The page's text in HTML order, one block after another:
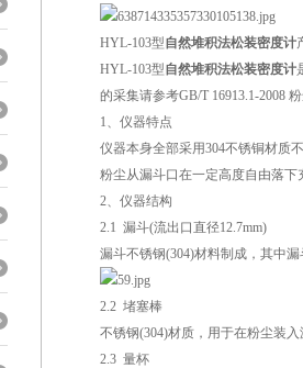
HYL-103型自然堆积法松装密度计
HYL-103型自然堆积法松装密度计
的采集请参考GB/T 16913.1-2008
1、仪器特点
仪器本身全部采用304不锈铜材质
粉尘从漏斗口在一定高度自由落下
2、仪器结构
2.1 漏斗(流出口直径12.7mm)
漏斗不锈钢(304)材料制成，其中漏
2.2 堵塞棒
不锈钢(304)材质，用于在粉尘装入
2.3 量杯